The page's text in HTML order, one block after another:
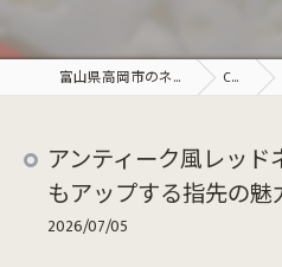
富山県高岡市のネイルならnailsalonTempoFelice COLUMN
アンティーク風レッ
もアップする指先の
2026/07/05